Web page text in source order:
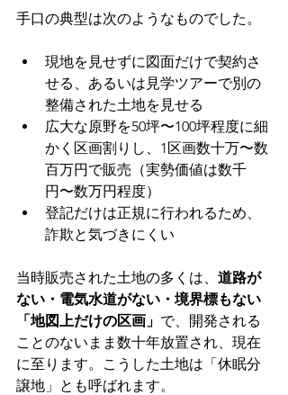
手口の典型は次のようなものでした。
現地を見せずに図面だけで契約さ
せる、あるいは見学ツアーで別の
整備された土地を見せる
広大な原野を50坪〜100坪程度に細
かく区画割りし、1区画数十万〜数
百万円で販売（実勢価値は数千
円〜数万円程度）
登記だけは正規に行われるため、
詐欺と気づきにくい
当時販売された土地の多くは、 道路が
ない・電気水道がない・境界標もない
「地図上だけの区画」 で、開発される
ことのないまま数十年放置され、現在
に至ります。こうした土地は「休眠分
譲地」とも呼ばれます。